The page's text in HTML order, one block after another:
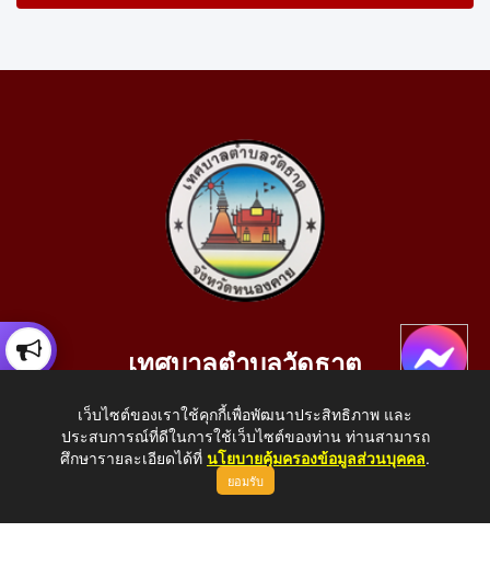
เทศบาลตำบลวัดธาตุ
อ.เมือง จ.หนองคาย 43000
โทรศัพท์: 042-414758 โทรสาร: 042-414759
E-Mail: saraban_05430110@dla.go.th
เว็บไซต์ของเราใช้คุกกี้เพื่อพัฒนาประสิทธิภาพ และ
ประสบการณ์ที่ดีในการใช้เว็บไซต์ของท่าน ท่านสามารถ
ศึกษารายละเอียดได้ที่ นโยบายคุ้มครองข้อมูลส่วนบุคคล.
ยอมรับ